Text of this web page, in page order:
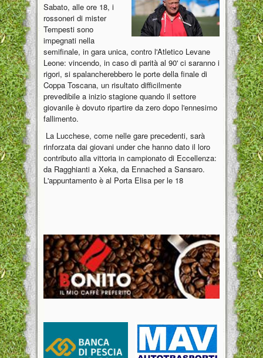
Sabato, alle ore 18, i
rossoneri di mister
Tempesti sono
impegnati nella
semifinale, in gara unica, contro l'Atletico Levane
Leone: vincendo, in caso di parità al 90' ci saranno i
rigori, si spalancherebbero le porte della finale di
Coppa Toscana, un risultato difficilmente
prevedibile a inizio stagione quando il settore
giovanile è dovuto ripartire da zero dopo l'ennesimo
fallimento.
La Lucchese, come nelle gare precedenti, sarà
rinforzata dai giovani under che hanno dato il loro
contributo alla vittoria in campionato di Eccellenza:
da Ragghianti a Xeka, da Ennached a Sansaro.
L'appuntamento è al Porta Elisa per le 18